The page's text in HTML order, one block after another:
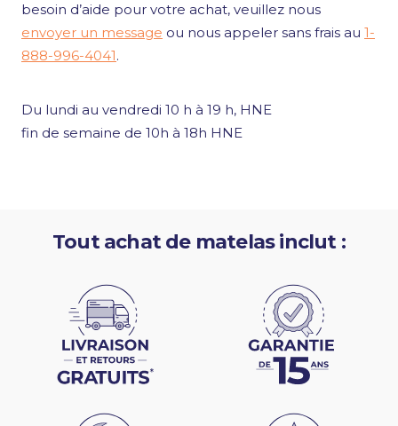
besoin d’aide pour votre achat, veuillez nous
envoyer un message ou nous appeler sans frais au 1-
888-996-4041.
Du lundi au vendredi 10 h à 19 h, HNE
fin de semaine de 10h à 18h HNE
Tout achat de matelas inclut :